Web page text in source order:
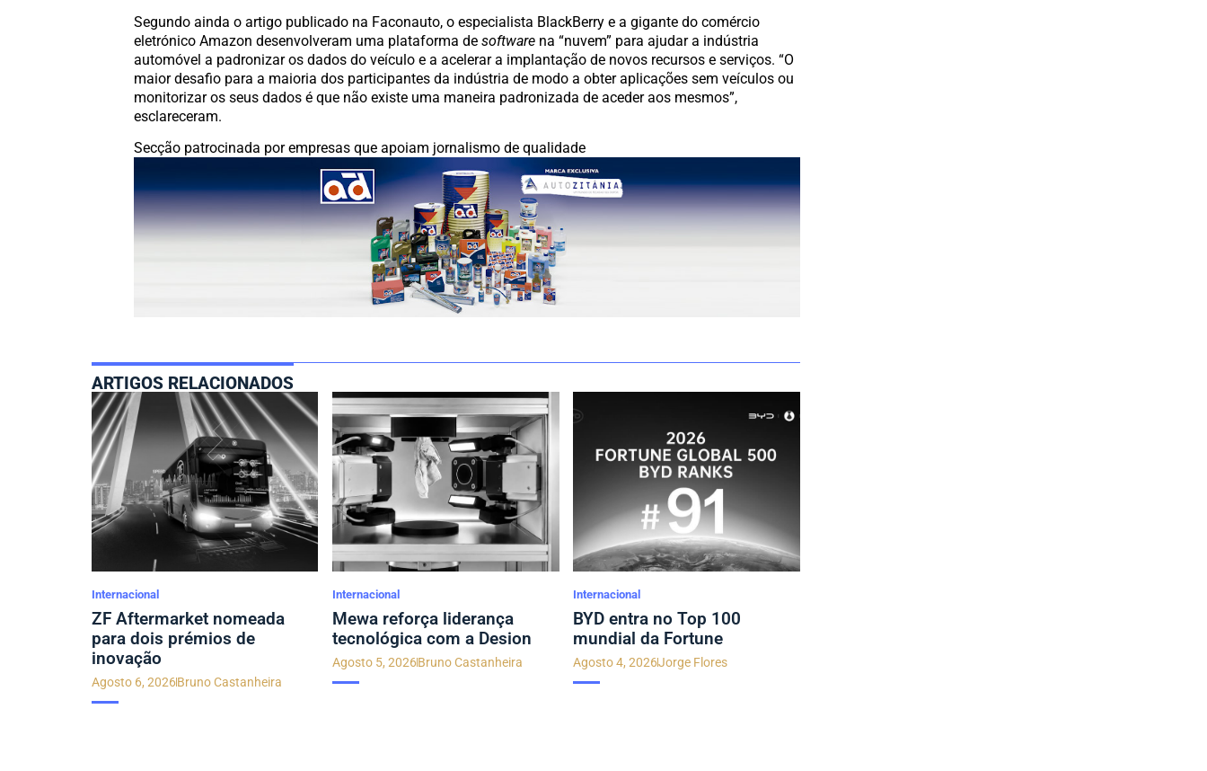
Segundo ainda o artigo publicado na Faconauto, o especialista BlackBerry e a gigante do comércio
eletrónico Amazon desenvolveram uma plataforma desoftware na “nuvem” para ajudar a indústria
automóvel a padronizar os dados do veículo e a acelerar a implantação de novos recursos e serviços. “O
maior desafio para a maioria dos participantes da indústria de modo a obter aplicações sem veículos ou
monitorizar os seus dados é que não existe uma maneira padronizada de aceder aos mesmos”,
esclareceram.
Secção patrocinada por empresas que apoiam jornalismo de qualidade
ARTIGOS RELACIONADOS
Internacional
ZF Aftermarket nomeada
para dois prémios de
inovação
Agosto 6, 2026Bruno Castanheira
Internacional
Mewa reforça liderança
tecnológica com a Desion
Agosto 5, 2026Bruno Castanheira
Internacional
BYD entra no Top 100
mundial da Fortune
Agosto 4, 2026Jorge Flores